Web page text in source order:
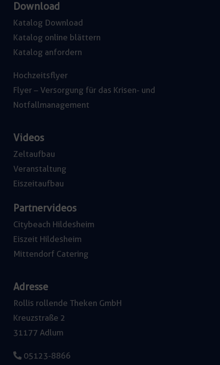
Download
Katalog Download
Katalog online blättern
Katalog anfordern
Hochzeitsflyer
Flyer – Versorgung für das Krisen- und
Notfallmanagement
Videos
Zeltaufbau
Veranstaltung
Eiszeitaufbau
Partnervideos
Citybeach Hildesheim
Eiszeit Hildesheim
Mittendorf Catering
Adresse
Rollis rollende Theken GmbH
Kreuzstraße 2
31177 Adlum
05123-8866